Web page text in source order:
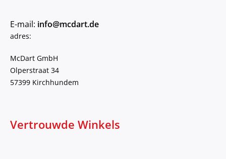
E-mail: info@mcdart.de
adres:
McDart GmbH
Olperstraat 34
57399 Kirchhundem
Vertrouwde Winkels